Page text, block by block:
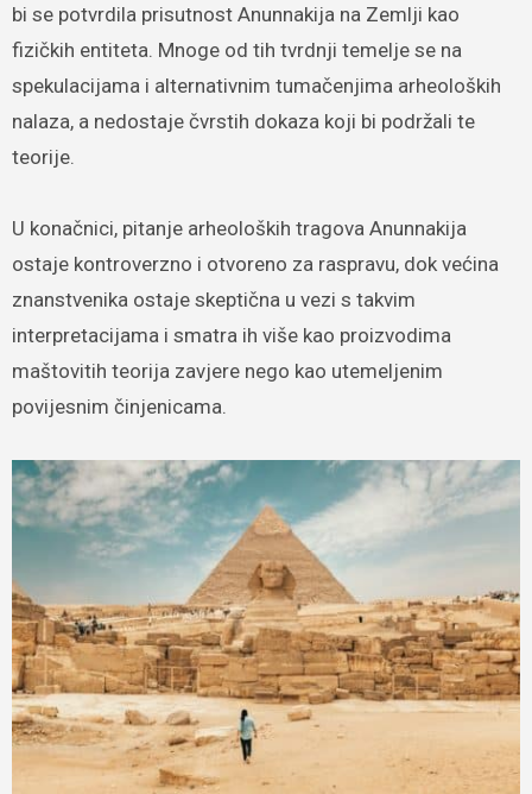
bi se potvrdila prisutnost Anunnakija na Zemlji kao
fizičkih entiteta. Mnoge od tih tvrdnji temelje se na
spekulacijama i alternativnim tumačenjima arheoloških
nalaza, a nedostaje čvrstih dokaza koji bi podržali te
teorije.
U konačnici, pitanje arheoloških tragova Anunnakija
ostaje kontroverzno i otvoreno za raspravu, dok većina
znanstvenika ostaje skeptična u vezi s takvim
interpretacijama i smatra ih više kao proizvodima
maštovitih teorija zavjere nego kao utemeljenim
povijesnim činjenicama.